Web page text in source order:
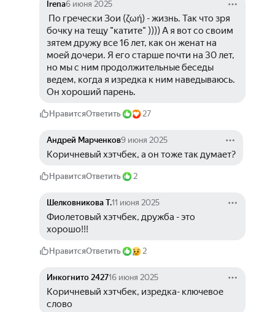
Irena6 июня 2025
бочку на тещу "катите" )))) А я вот со своим
зятем дружу все 16 лет, как он женат на
моей дочери. Я его старше почти на 30 лет,
но мы с ним продолжительные беседы
ведем, когда я изредка к ним наведываюсь.
Он хороший парень.
НравитсяОтветить 27
Андрей Марченков9 июня 2025
Коричневый хэтчбек, а он тоже так думает?
НравитсяОтветить 2
Шелковникова Т.11 июня 2025
Фиолетовый хэтчбек, дружба - это
хорошо!!!
НравитсяОтветить 2
Инкогнито 242716 июня 2025
Коричневый хэтчбек, изредка- ключевое
слово